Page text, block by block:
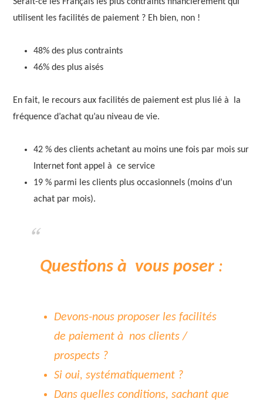
Serait-ce les Français les plus contraints financièrement qui
utilisent les facilités de paiement ? Eh bien, non !
48% des plus contraints
46% des plus aisés
En fait, le recours aux facilités de paiement est plus lié à la
fréquence d’achat qu’au niveau de vie.
42 % des clients achetant au moins une fois par mois sur
Internet font appel à ce service
19 % parmi les clients plus occasionnels (moins d’un
achat par mois).
Questions à vous poser :
Devons-nous proposer les facilités
de paiement à nos clients /
prospects ?
Si oui, systématiquement ?
Dans quelles conditions, sachant que